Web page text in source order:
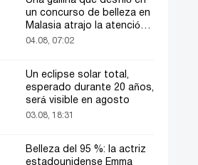
un concurso de belleza en
Malasia atrajo la atención
del público
04.08, 07:02
Un eclipse solar total,
esperado durante 20 años,
será visible en agosto
03.08, 18:31
Belleza del 95 %: la actriz
estadounidense Emma